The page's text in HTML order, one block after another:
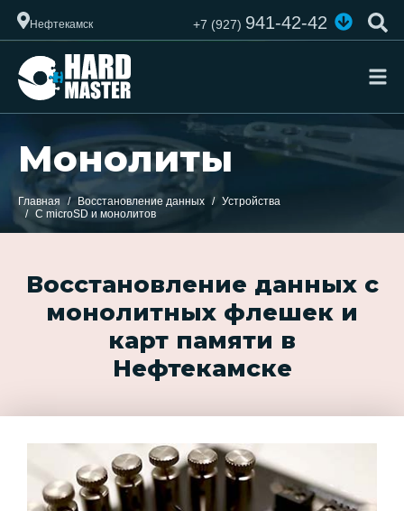
Нефтекамск +7 (927)941-42-42
Монолиты
Главная Восстановление данных
Устройства
С microSD и монолитов
Восстановление данных с
монолитных флешек и
карт памяти в
Нефтекамске